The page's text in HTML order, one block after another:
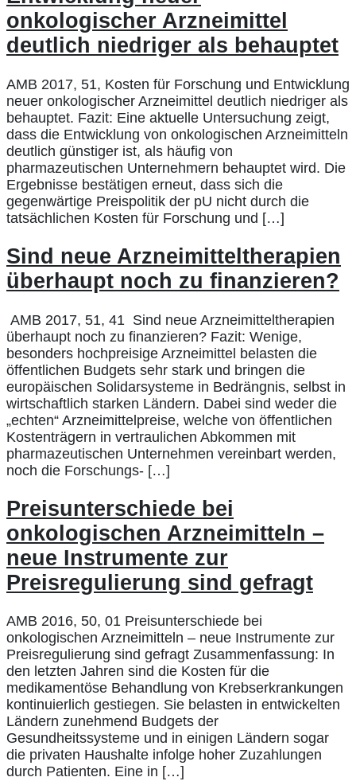
onkologischer Arzneimittel
deutlich niedriger als behauptet
AMB 2017, 51, Kosten für Forschung und Entwicklung
neuer onkologischer Arzneimittel deutlich niedriger als
behauptet. Fazit: Eine aktuelle Untersuchung zeigt,
dass die Entwicklung von onkologischen Arzneimitteln
deutlich günstiger ist, als häufig von
pharmazeutischen Unternehmern behauptet wird. Die
Ergebnisse bestätigen erneut, dass sich die
gegenwärtige Preispolitik der pU nicht durch die
tatsächlichen Kosten für Forschung und […]
Sind neue Arzneimitteltherapien
überhaupt noch zu finanzieren?
AMB 2017, 51, 41 Sind neue Arzneimitteltherapien
überhaupt noch zu finanzieren? Fazit: Wenige,
besonders hochpreisige Arzneimittel belasten die
öffentlichen Budgets sehr stark und bringen die
europäischen Solidarsysteme in Bedrängnis, selbst in
wirtschaftlich starken Ländern. Dabei sind weder die
„echten“ Arzneimittelpreise, welche von öffentlichen
Kostenträgern in vertraulichen Abkommen mit
pharmazeutischen Unternehmen vereinbart werden,
noch die Forschungs- […]
Preisunterschiede bei
onkologischen Arzneimitteln –
neue Instrumente zur
Preisregulierung sind gefragt
AMB 2016, 50, 01 Preisunterschiede bei
onkologischen Arzneimitteln – neue Instrumente zur
Preisregulierung sind gefragt Zusammenfassung: In
den letzten Jahren sind die Kosten für die
medikamentöse Behandlung von Krebserkrankungen
kontinuierlich gestiegen. Sie belasten in entwickelten
Ländern zunehmend Budgets der
Gesundheitssysteme und in einigen Ländern sogar
die privaten Haushalte infolge hoher Zuzahlungen
durch Patienten. Eine in […]